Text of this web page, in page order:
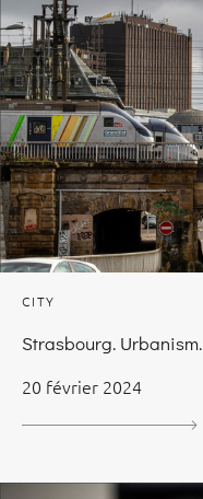
CITY
Strasbourg. Urbanism.
20 février 2024